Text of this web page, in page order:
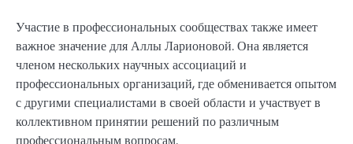
Участие в профессиональных сообществах также имеет
важное значение для Аллы Ларионовой. Она является
членом нескольких научных ассоциаций и
профессиональных организаций, где обменивается опытом
с другими специалистами в своей области и участвует в
коллективном принятии решений по различным